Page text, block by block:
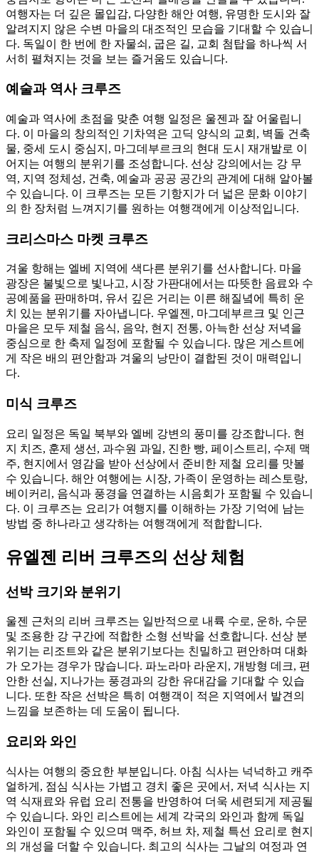
여행자는 더 깊은 몰입감, 다양한 해안 여행, 유명한 도시와 잘
알려지지 않은 수변 마을의 대조적인 모습을 기대할 수 있습니
다. 독일이 한 번에 한 자물쇠, 굽은 길, 교회 첨탑을 하나씩 서
서히 펼쳐지는 것을 보는 즐거움도 있습니다.
예술과 역사 크루즈
예술과 역사에 초점을 맞춘 여행 일정은 울젠과 잘 어울립니
다. 이 마을의 창의적인 기차역은 고딕 양식의 교회, 벽돌 건축
물, 중세 도시 중심지, 마그데부르크의 현대 도시 재개발로 이
어지는 여행의 분위기를 조성합니다. 선상 강의에서는 강 무
역, 지역 정체성, 건축, 예술과 공공 공간의 관계에 대해 알아볼
수 있습니다. 이 크루즈는 모든 기항지가 더 넓은 문화 이야기
의 한 장처럼 느껴지기를 원하는 여행객에게 이상적입니다.
크리스마스 마켓 크루즈
겨울 항해는 엘베 지역에 색다른 분위기를 선사합니다. 마을
광장은 불빛으로 빛나고, 시장 가판대에서는 따뜻한 음료와 수
공예품을 판매하며, 유서 깊은 거리는 이른 해질녘에 특히 운
치 있는 분위기를 자아냅니다. 우엘젠, 마그데부르크 및 인근
마을은 모두 제철 음식, 음악, 현지 전통, 아늑한 선상 저녁을
중심으로 한 축제 일정에 포함될 수 있습니다. 많은 게스트에
게 작은 배의 편안함과 겨울의 낭만이 결합된 것이 매력입니
다.
미식 크루즈
요리 일정은 독일 북부와 엘베 강변의 풍미를 강조합니다. 현
지 치즈, 훈제 생선, 과수원 과일, 진한 빵, 페이스트리, 수제 맥
주, 현지에서 영감을 받아 선상에서 준비한 제철 요리를 맛볼
수 있습니다. 해안 여행에는 시장, 가족이 운영하는 레스토랑,
베이커리, 음식과 풍경을 연결하는 시음회가 포함될 수 있습니
다. 이 크루즈는 요리가 여행지를 이해하는 가장 기억에 남는
방법 중 하나라고 생각하는 여행객에게 적합합니다.
유엘젠 리버 크루즈의 선상 체험
선박 크기와 분위기
울젠 근처의 리버 크루즈는 일반적으로 내륙 수로, 운하, 수문
및 조용한 강 구간에 적합한 소형 선박을 선호합니다. 선상 분
위기는 리조트와 같은 분위기보다는 친밀하고 편안하며 대화
가 오가는 경우가 많습니다. 파노라마 라운지, 개방형 데크, 편
안한 선실, 지나가는 풍경과의 강한 유대감을 기대할 수 있습
니다. 또한 작은 선박은 특히 여행객이 적은 지역에서 발견의
느낌을 보존하는 데 도움이 됩니다.
요리와 와인
식사는 여행의 중요한 부분입니다. 아침 식사는 넉넉하고 캐주
얼하게, 점심 식사는 가볍고 경치 좋은 곳에서, 저녁 식사는 지
역 식재료와 유럽 요리 전통을 반영하여 더욱 세련되게 제공될
수 있습니다. 와인 리스트에는 세계 각국의 와인과 함께 독일
와인이 포함될 수 있으며 맥주, 허브 차, 제철 특선 요리로 현지
의 개성을 더할 수 있습니다. 최고의 식사는 그날의 여정과 연